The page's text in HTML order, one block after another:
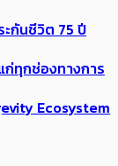
ะกันชีวิต 75 ปี
ทุกช่องทางการ
Ecosystem